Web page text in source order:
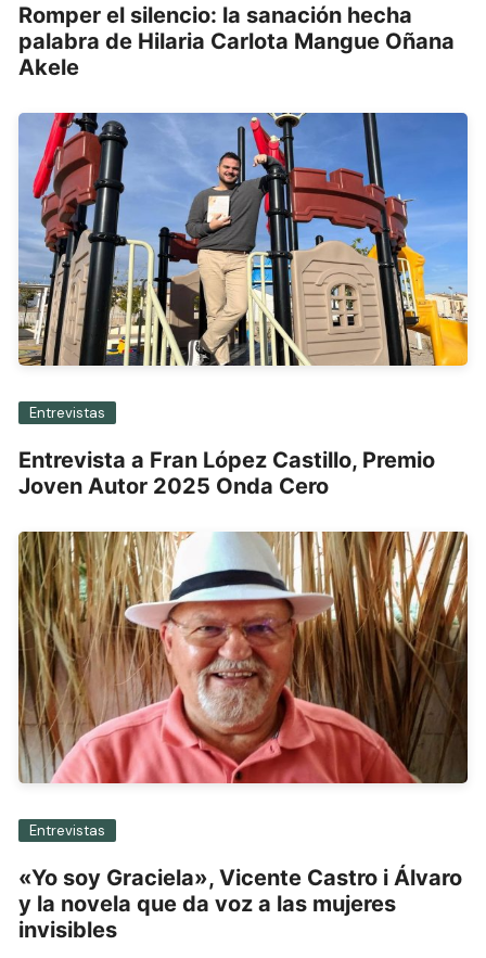
Romper el silencio: la sanación hecha
palabra de Hilaria Carlota Mangue Oñana
Akele
Entrevistas
Entrevista a Fran López Castillo, Premio
Joven Autor 2025 Onda Cero
Entrevistas
«Yo soy Graciela», Vicente Castro i Álvaro
y la novela que da voz a las mujeres
invisibles